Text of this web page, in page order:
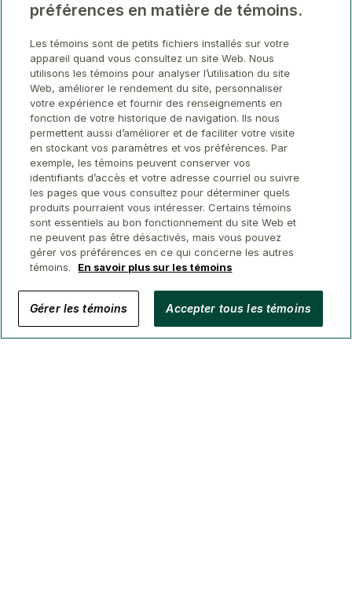
Confidentialité Avis juridique Sécurité
Accessibilité
préférences en matière de témoins.
Les témoins sont de petits fichiers installés sur votre
appareil quand vous consultez un site Web. Nous
utilisons les témoins pour analyser l’utilisation du site
Web, améliorer le rendement du site, personnaliser
votre expérience et fournir des renseignements en
fonction de votre historique de navigation. Ils nous
permettent aussi d’améliorer et de faciliter votre visite
en stockant vos paramètres et vos préférences. Par
exemple, les témoins peuvent conserver vos
identifiants d’accès et votre adresse courriel ou suivre
les pages que vous consultez pour déterminer quels
produits pourraient vous intéresser. Certains témoins
sont essentiels au bon fonctionnement du site Web et
ne peuvent pas être désactivés, mais vous pouvez
gérer vos préférences en ce qui concerne les autres
témoins.
En savoir plus sur les témoins
Gérer les témoins Accepter tous les témoins